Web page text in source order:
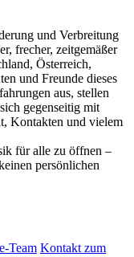
und Verbreitung
frecher, zeitgemäßer
Österreich,
und Freunde dieses
aus, stellen
gegenseitig mit
Kontakten und vielem
für alle zu öffnen –
persönlichen
Team Kontakt zum